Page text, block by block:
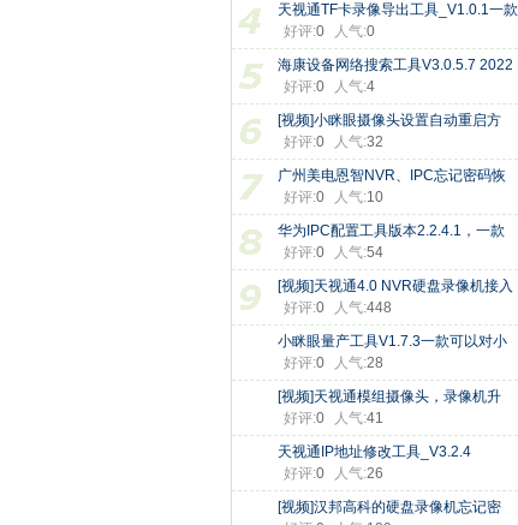
天视通TF卡录像导出工具_V1.0.1一款
好评:0 人气:0
海康设备网络搜索工具V3.0.5.7 2022
好评:0 人气:4
[视频]小眯眼摄像头设置自动重启方
好评:0 人气:32
广州美电恩智NVR、IPC忘记密码恢
复
好评:0 人气:10
华为IPC配置工具版本2.2.4.1，一款
可
好评:0 人气:54
[视频]天视通4.0 NVR硬盘录像机接入
好评:0 人气:448
小眯眼量产工具V1.7.3一款可以对小
好评:0 人气:28
[视频]天视通模组摄像头，录像机升
好评:0 人气:41
天视通IP地址修改工具_V3.2.4
好评:0 人气:26
[视频]汉邦高科的硬盘录像机忘记密